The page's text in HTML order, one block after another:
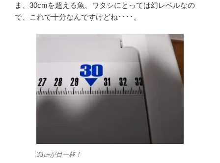
ま、30cmを超える魚、ワタシにとっては幻レベルなの
で、これで十分なんですけどね････。
33㎝が目一杯！